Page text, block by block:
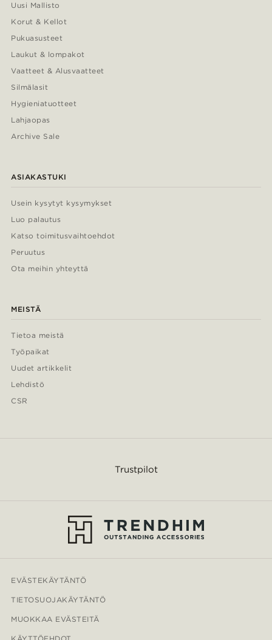
Uusi Mallisto
Korut & Kellot
Pukuasusteet
Laukut & lompakot
Vaatteet & Alusvaatteet
Silmälasit
Hygieniatuotteet
Lahjaopas
Archive Sale
ASIAKASTUKI
Usein kysytyt kysymykset
Luo palautus
Katso toimitusvaihtoehdot
Peruutus
Ota meihin yhteyttä
MEISTÄ
Tietoa meistä
Työpaikat
Uudet artikkelit
Lehdistö
CSR
Trustpilot
EVÄSTEKÄYTÄNTÖ
TIETOSUOJAKÄYTÄNTÖ
MUOKKAA EVÄSTEITÄ